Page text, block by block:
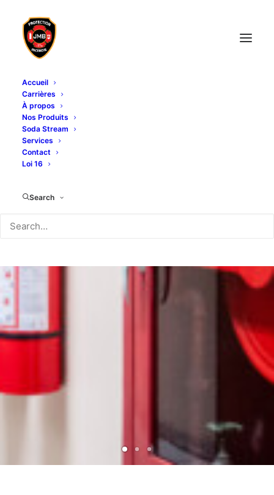
Accueil
Carrières
À propos
Nos Produits
Soda Stream
Services
Contact
Loi 16
Search